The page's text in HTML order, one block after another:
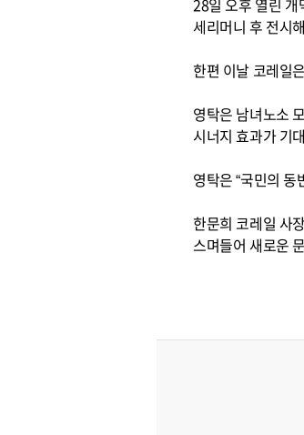
28일 오후 열린 개
세리머니 후 전시
한편 이날 코레일
영탁은 남녀노소
시너지 효과가 기
영탁은 “국민의
한문희 코레일 사
스며들어 새로운